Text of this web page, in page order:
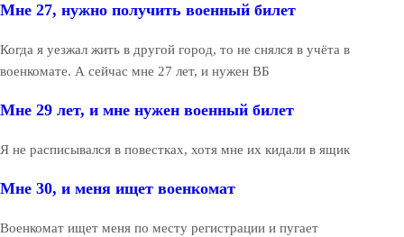
Мне 27, нужно получить военный билет
Когда я уезжал жить в другой город, то не снялся в учёта в
военкомате. А сейчас мне 27 лет, и нужен ВБ
Мне 29 лет, и мне нужен военный билет
Я не расписывался в повестках, хотя мне их кидали в ящик
Мне 30, и меня ищет военкомат
Военкомат ищет меня по месту регистрации и пугает